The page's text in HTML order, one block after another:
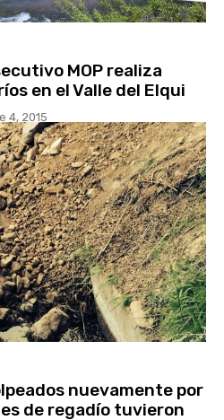
MOP realiza
en el Valle del Elqui
4, 2015
nuevamente por
de regadío tuvieron